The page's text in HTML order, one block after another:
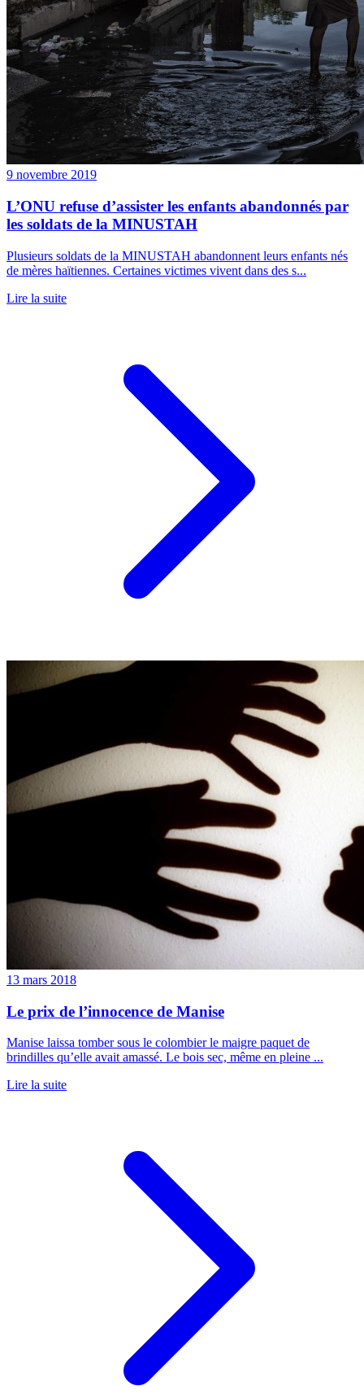
9 novembre 2019
L’ONU refuse d’assister les enfants abandonnés par
les soldats de la MINUSTAH
Plusieurs soldats de la MINUSTAH abandonnent leurs enfants nés
de mères haïtiennes. Certaines victimes vivent dans des s...
Lire la suite
13 mars 2018
Le prix de l’innocence de Manise
Manise laissa tomber sous le colombier le maigre paquet de
brindilles qu’elle avait amassé. Le bois sec, même en pleine ...
Lire la suite